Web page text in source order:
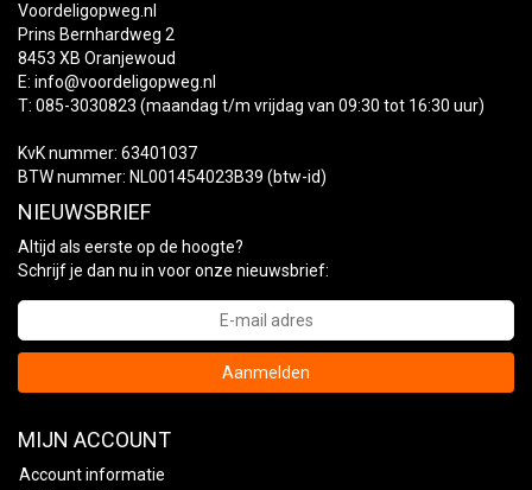
Voordeligopweg.nl
Prins Bernhardweg 2
8453 XB Oranjewoud
E: info@voordeligopweg.nl
T: 085-3030823 (maandag t/m vrijdag van 09:30 tot 16:30 uur)
KvK nummer: 63401037
BTW nummer: NL001454023B39 (btw-id)
NIEUWSBRIEF
Altijd als eerste op de hoogte?
Schrijf je dan nu in voor onze nieuwsbrief:
Aanmelden
MIJN ACCOUNT
Account informatie